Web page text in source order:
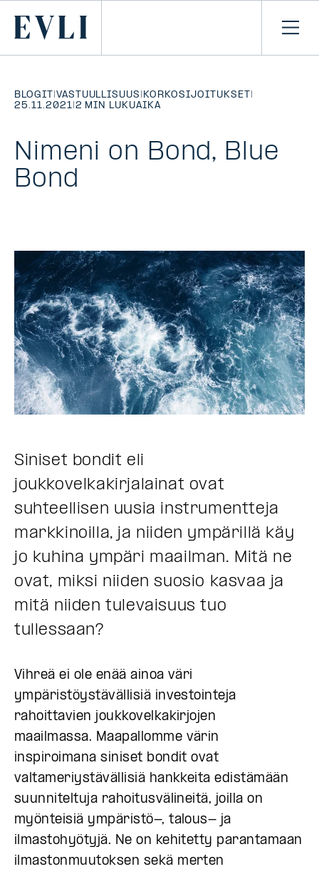
Primary
Avaa
BLOGIT |VASTUULLISUUS | KORKOSIJOITUKSET |
25.11.2021|2 MIN LUKUAIKA
Nimeni on Bond, Blue
Bond
Siniset bondit eli
joukkovelkakirjalainat ovat
suhteellisen uusia instrumentteja
markkinoilla, ja niiden ympärillä käy
jo kuhina ympäri maailman. Mitä ne
ovat, miksi niiden suosio kasvaa ja
mitä niiden tulevaisuus tuo
tullessaan?
Vihreä ei ole enää ainoa väri
ympäristöystävällisiä investointeja
rahoittavien joukkovelkakirjojen
maailmassa. Maapallomme värin
inspiroimana siniset bondit ovat
valtameriystävällisiä hankkeita edistämään
suunniteltuja rahoitusvälineitä, joilla on
myönteisiä ympäristö-, talous- ja
ilmastohyötyjä. Ne on kehitetty parantamaan
ilmastonmuutoksen sekä merten